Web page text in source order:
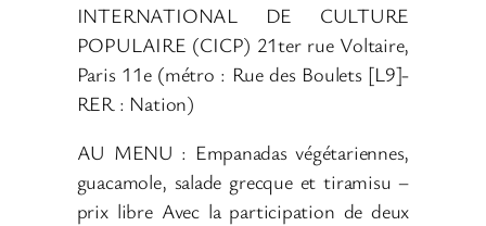
INTERNATIONAL DE CULTURE
POPULAIRE (CICP) 21ter rue Voltaire,
Paris 11e (métro : Rue des Boulets [L9]-
RER : Nation)
AU MENU : Empanadas végétariennes,
guacamole, salade grecque et tiramisu –
prix libre Avec la participation de deux